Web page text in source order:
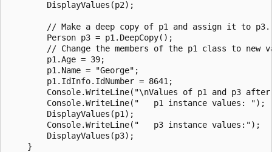
        DisplayValues(p2);
        // Make a deep copy of p1 and assign it to p3.
        Person p3 = p1.DeepCopy();
// Change the members of the p1 class to new
        p1.Age = 39;
        p1.Name = "George";
        p1.IdInfo.IdNumber = 8641;
Console.WriteLine("\nValues of p1 and p3
        Console.WriteLine("   p1 instance values: ");
        DisplayValues(p1);
        Console.WriteLine("   p3 instance values:");
        DisplayValues(p3);
    }